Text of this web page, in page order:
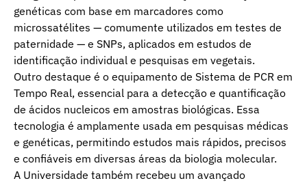
genéticas com base em marcadores como
microssatélites — comumente utilizados em testes de
paternidade — e SNPs, aplicados em estudos de
identificação individual e pesquisas em vegetais.
Outro destaque é o equipamento de Sistema de PCR em
Tempo Real, essencial para a detecção e quantificação
de ácidos nucleicos em amostras biológicas. Essa
tecnologia é amplamente usada em pesquisas médicas
e genéticas, permitindo estudos mais rápidos, precisos
e confiáveis em diversas áreas da biologia molecular.
A Universidade também recebeu um avançado